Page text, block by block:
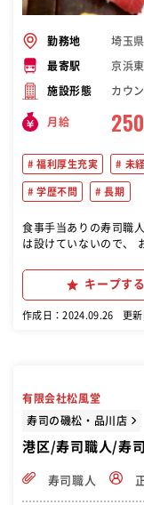
勤務地 埼玉
最寄駅 京浜
施設形態 カウ
月給
福利厚生充実 未
学歴不問 長期
食事手当ありの寿司職人の転職
は設けていないので、
い。 慣れてきたら、少
理や上質な握りの技術
キープする
作成日：2024.09.26 更
有限会社松風堂
寿司の磯松・品川店
港区/寿司職人/寿
寿司職人